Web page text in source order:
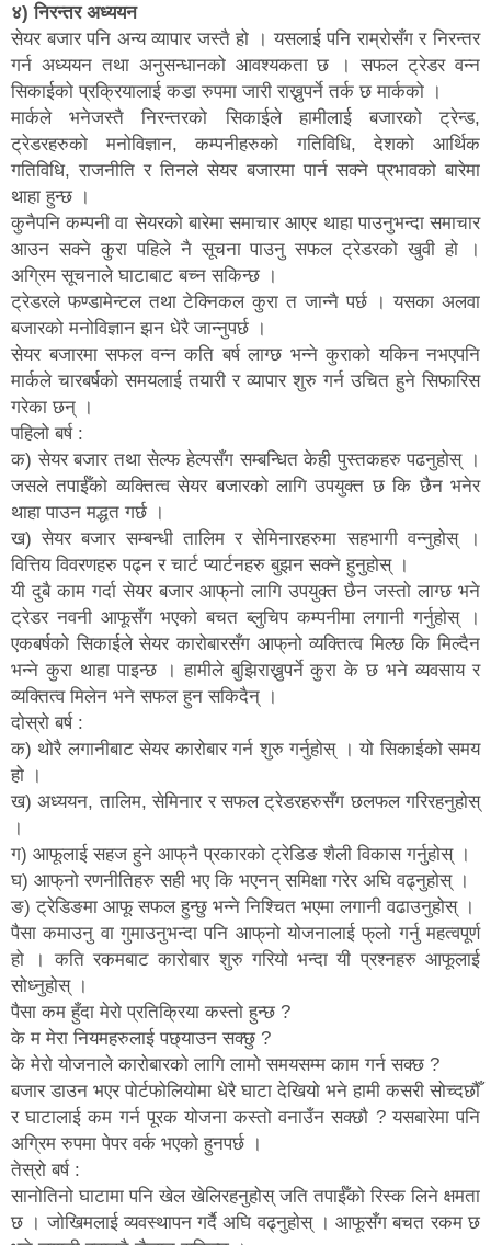
४) निरन्तर अध्ययन
सेयर बजार पनि अन्य व्यापार जस्तै हो । यसलाई पनि राम्रोसँग र निरन्तर
गर्न अध्ययन तथा अनुसन्धानको आवश्यकता छ । सफल ट्रेडर वन्न
सिकाईको प्रक्रियालाई कडा रुपमा जारी राख्नुपर्ने तर्क छ मार्कको ।
मार्कले भनेजस्तै निरन्तरको सिकाईले हामीलाई बजारको ट्रेन्ड,
ट्रेडरहरुको मनोविज्ञान, कम्पनीहरुको गतिविधि, देशको आर्थिक
गतिविधि, राजनीति र तिनले सेयर बजारमा पार्न सक्ने प्रभावको बारेमा
थाहा हुन्छ ।
कुनैपनि कम्पनी वा सेयरको बारेमा समाचार आएर थाहा पाउनुभन्दा समाचार
आउन सक्ने कुरा पहिले नै सूचना पाउनु सफल ट्रेडरको खुवी हो ।
अग्रिम सूचनाले घाटाबाट बच्न सकिन्छ ।
ट्रेडरले फण्डामेन्टल तथा टेक्निकल कुरा त जान्नै पर्छ । यसका अलवा
बजारको मनोविज्ञान झन धेरै जान्नुपर्छ ।
सेयर बजारमा सफल वन्न कति बर्ष लाग्छ भन्ने कुराको यकिन नभएपनि
मार्कले चारबर्षको समयलाई तयारी र व्यापार शुरु गर्न उचित हुने सिफारिस
गरेका छन् ।
पहिलो बर्ष :
क) सेयर बजार तथा सेल्फ हेल्पसँग सम्बन्धित केही पुस्तकहरु पढनुहोस् ।
जसले तपाईँको व्यक्तित्व सेयर बजारको लागि उपयुक्त छ कि छैन भनेर
थाहा पाउन मद्धत गर्छ ।
ख) सेयर बजार सम्बन्धी तालिम र सेमिनारहरुमा सहभागी वन्नुहोस् ।
वित्तिय विवरणहरु पढ्न र चार्ट प्यार्टनहरु बुझन सक्ने हुनुहोस् ।
यी दुबै काम गर्दा सेयर बजार आफ्‌नो लागि उपयुक्त छैन जस्तो लाग्छ भने
ट्रेडर नवनी आफूसँग भएको बचत ब्लुचिप कम्पनीमा लगानी गर्नुहोस् ।
एकबर्षको सिकाईले सेयर कारोबारसँग आफ्‌नो व्यक्तित्व मिल्छ कि मिल्दैन
भन्ने कुरा थाहा पाइन्छ । हामीले बुझिराख्नुपर्ने कुरा के छ भने व्यवसाय र
व्यक्तित्व मिलेन भने सफल हुन सकिदैन् ।
दोस्रो बर्ष :
क) थोरै लगानीबाट सेयर कारोबार गर्न शुरु गर्नुहोस् । यो सिकाईको समय
हो ।
ख) अध्ययन, तालिम, सेमिनार र सफल ट्रेडरहरुसँग छलफल गरिरहनुहोस्
।
ग) आफूलाई सहज हुने आफ्‌नै प्रकारको ट्रेडिङ शैली विकास गर्नुहोस् ।
घ) आफ्‌नो रणनीतिहरु सही भए कि भएनन् समिक्षा गरेर अघि वढ्नुहोस् ।
ङ) ट्रेडिङमा आफू सफल हुन्छु भन्ने निश्चित भएमा लगानी वढाउनुहोस् ।
पैसा कमाउनु वा गुमाउनुभन्दा पनि आफ्‌नो योजनालाई फ्‌लो गर्नु महत्वपूर्ण
हो । कति रकमबाट कारोबार शुरु गरियो भन्दा यी प्रश्नहरु आफूलाई
सोध्नुहोस् ।
पैसा कम हुँदा मेरो प्रतिक्रिया कस्तो हुन्छ ?
के म मेरा नियमहरुलाई पछ्याउन सक्छु ?
के मेरो योजनाले कारोबारको लागि लामो समयसम्म काम गर्न सक्छ ?
बजार डाउन भएर पोर्टफोलियोमा धेरै घाटा देखियो भने हामी कसरी सोच्दछौँ
र घाटालाई कम गर्न पूरक योजना कस्तो वनाउँन सक्छौ ? यसबारेमा पनि
अग्रिम रुपमा पेपर वर्क भएको हुनपर्छ ।
तेस्रो बर्ष :
सानोतिनो घाटामा पनि खेल खेलिरहनुहोस् जति तपाईँको रिस्क लिने क्षमता
छ । जोखिमलाई व्यवस्थापन गर्दै अघि वढ्नुहोस् । आफूसँग बचत रकम छ